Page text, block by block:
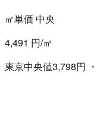
㎡単価 中央
4,491 円/㎡
東京中央値3,798円 ・